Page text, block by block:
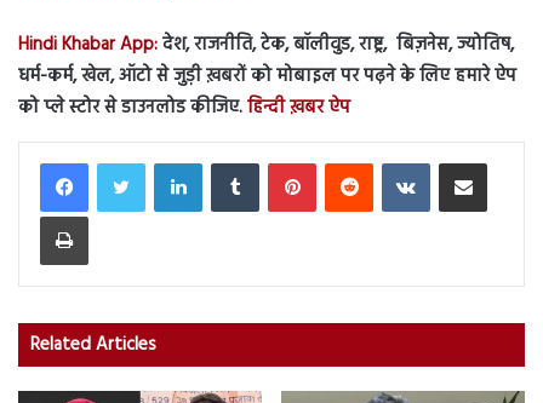
Hindi Khabar App:देश, राजनीति, टेक, बॉलीवुड, राष्ट्र, बिज़नेस, ज्योतिष,
धर्म-कर्म, खेल, ऑटो से जुड़ी ख़बरों को मोबाइल पर पढ़ने के लिए हमारे ऐप
को प्ले स्टोर से डाउनलोड कीजिए.हिन्दी ख़बर ऐप
LinkedInTumblr PinterestReddit VKontakteShare via Email
Print
Related Articles